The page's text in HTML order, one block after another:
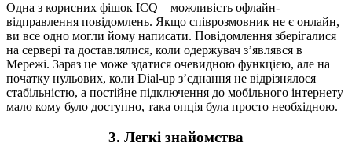
Одна з корисних фішок ICQ – можливість офлайн-
відправлення повідомлень. Якщо співрозмовник не є онлайн,
ви все одно могли йому написати. Повідомлення зберігалися
на сервері та доставлялися, коли одержувач з’являвся в
Мережі. Зараз це може здатися очевидною функцією, але на
початку нульових, коли Dial-up з’єднання не відрізнялося
стабільністю, а постійне підключення до мобільного інтернету
мало кому було доступно, така опція була просто необхідною.
3. Легкі знайомства